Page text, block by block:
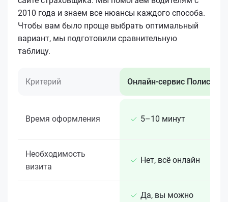
2010 года и знаем все нюансы каждого способа.
Чтобы вам было проще выбрать оптимальный
вариант, мы подготовили сравнительную
таблицу.
Критерий Онлайн-сервис Полис 812
Время оформления 5–10 минут
Необходимость
визита
Нет, всё онлайн
Да, вы можно